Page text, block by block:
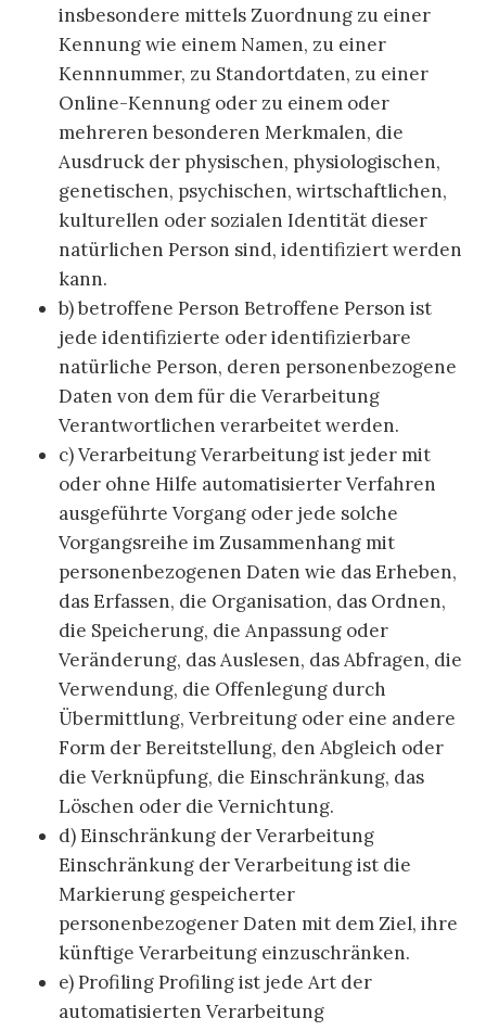
insbesondere mittels Zuordnung zu einer
Kennung wie einem Namen, zu einer
Kennnummer, zu Standortdaten, zu einer
Online-Kennung oder zu einem oder
mehreren besonderen Merkmalen, die
Ausdruck der physischen, physiologischen,
genetischen, psychischen, wirtschaftlichen,
kulturellen oder sozialen Identität dieser
natürlichen Person sind, identifiziert werden
kann.
b) betroffene Person Betroffene Person ist
jede identifizierte oder identifizierbare
natürliche Person, deren personenbezogene
Daten von dem für die Verarbeitung
Verantwortlichen verarbeitet werden.
c) Verarbeitung Verarbeitung ist jeder mit
oder ohne Hilfe automatisierter Verfahren
ausgeführte Vorgang oder jede solche
Vorgangsreihe im Zusammenhang mit
personenbezogenen Daten wie das Erheben,
das Erfassen, die Organisation, das Ordnen,
die Speicherung, die Anpassung oder
Veränderung, das Auslesen, das Abfragen, die
Verwendung, die Offenlegung durch
Übermittlung, Verbreitung oder eine andere
Form der Bereitstellung, den Abgleich oder
die Verknüpfung, die Einschränkung, das
Löschen oder die Vernichtung.
d) Einschränkung der Verarbeitung
Einschränkung der Verarbeitung ist die
Markierung gespeicherter
personenbezogener Daten mit dem Ziel, ihre
künftige Verarbeitung einzuschränken.
e) Profiling Profiling ist jede Art der
automatisierten Verarbeitung